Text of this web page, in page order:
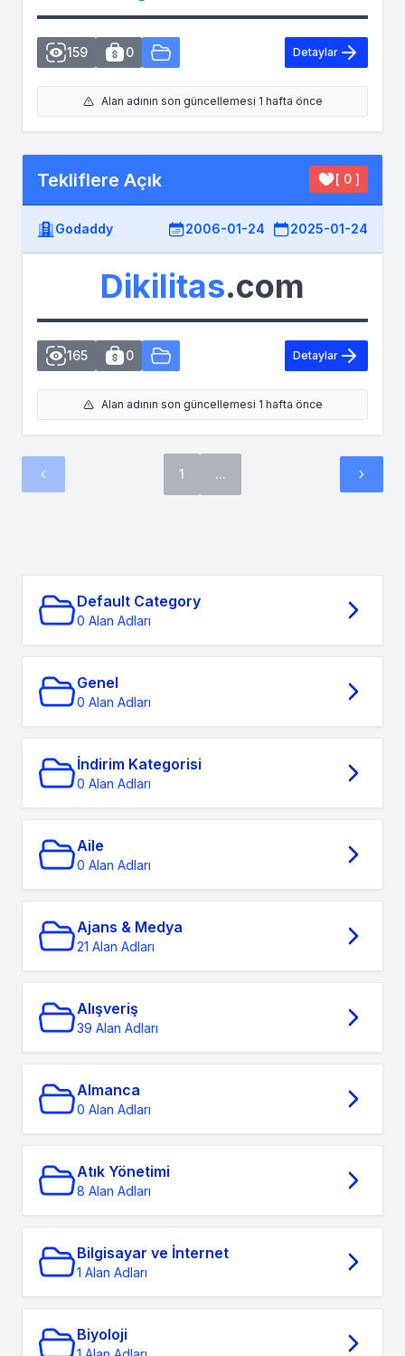
159 0 Detaylar
Alan adının son güncellemesi 1 hafta önce
Tekliflere Açık [ 0 ]
Godaddy 2006-01-24 2025-01-24
Dikilitas.com
165 0 Detaylar
Alan adının son güncellemesi 1 hafta önce
1 ...
Default Category
0 Alan Adları
Genel
0 Alan Adları
İndirim Kategorisi
0 Alan Adları
Aile
0 Alan Adları
Ajans & Medya
21 Alan Adları
Alışveriş
39 Alan Adları
Almanca
0 Alan Adları
Atık Yönetimi
8 Alan Adları
Bilgisayar ve İnternet
1 Alan Adları
Biyoloji